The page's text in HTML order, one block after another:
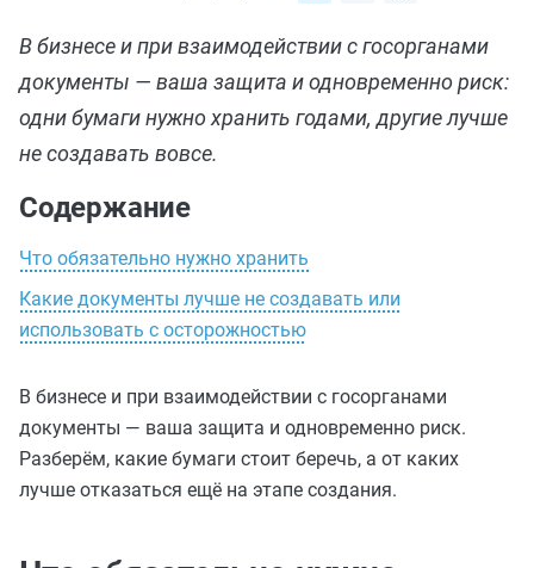
В бизнесе и при взаимодействии с госорганами
документы — ваша защита и одновременно риск:
одни бумаги нужно хранить годами, другие лучше
не создавать вовсе.
Содержание
Что обязательно нужно хранить
Какие документы лучше не создавать или
использовать с осторожностью
В бизнесе и при взаимодействии с госорганами
документы — ваша защита и одновременно риск.
Разберём, какие бумаги стоит беречь, а от каких
лучше отказаться ещё на этапе создания.